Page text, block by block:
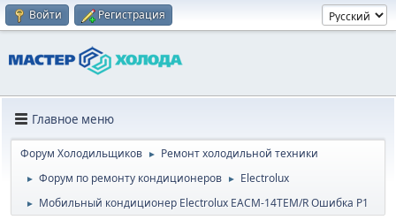
Войти Регистрация
Главное меню
Форум Холодильщиков ► Ремонт холодильной техники
► Форум по ремонту кондиционеров ► Electrolux
► Мобильный кондиционер Electrolux EACM-14TEM/R Ошибка Р1